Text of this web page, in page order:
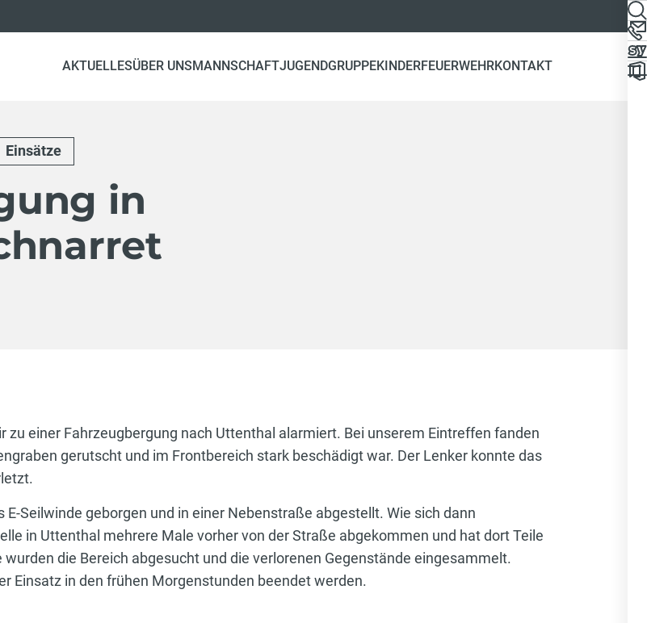
AKTUELLESÜBER UNS MANNSCHAFTJUGENDGRUPPEKINDERFEUERWEHRKONTAKT
Einsätze
in
einer Fahrzeugbergung nach Uttenthal alarmiert. Bei unserem Eintreffen fanden
gerutscht und im Frontbereich stark beschädigt war. Der Lenker konnte das
Seilwinde geborgen und in einer Nebenstraße abgestellt. Wie sich dann
in Uttenthal mehrere Male vorher von der Straße abgekommen und hat dort Teile
die Bereich abgesucht und die verlorenen Gegenstände eingesammelt.
Einsatz in den frühen Morgenstunden beendet werden.